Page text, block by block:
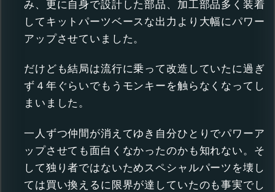
み、更に自身で設計した部品、加工部品多く装着
してキットパーツベースな出力より大幅にパワー
アップさせていました。
だけども結局は流行に乗って改造していたに過ぎ
ず４年ぐらいでもうモンキーを触らなくなってし
まいました。
一人ずつ仲間が消えてゆき自分ひとりでパワーア
ップさせても面白くなかったのかも知れない。そ
して独り者ではないためスペシャルパーツを壊し
ては買い換えるに限界が達していたのも事実でし